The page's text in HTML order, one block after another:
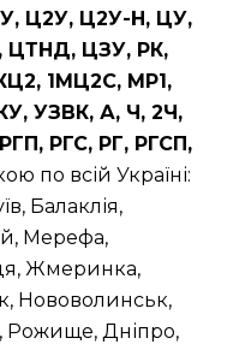
Ц2У, Ц2У-Н, ЦУ,
ЦТНД, ЦЗУ, РК,
1МЦ2С, МР1,
УЗВК, А, Ч, 2Ч,
РГС, РГ, РГСП,
по всій Україні:
Балаклія,
Мерефа,
Жмеринка,
Нововолинськ,
Рожище, Дніпро,